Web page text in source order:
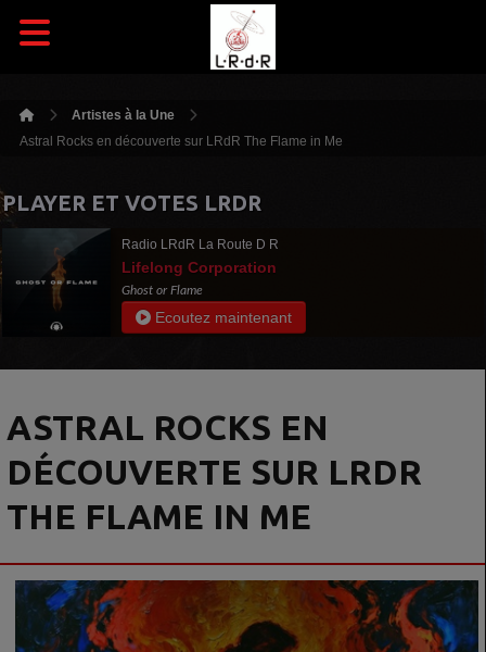
Artistes à la Une
Astral Rocks en découverte sur LRdR The Flame in Me
PLAYER ET VOTES LRDR
Radio LRdR La Route D R
Lifelong Corporation
Ghost or Flame
Ecoutez maintenant
ASTRAL ROCKS EN
DÉCOUVERTE SUR LRDR
THE FLAME IN ME